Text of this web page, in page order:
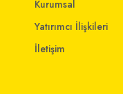
Kurumsal
Yatırımcı İlişkileri
İletişim